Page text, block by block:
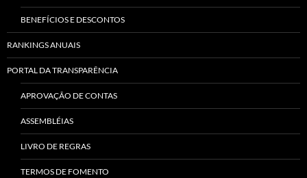
BENEFÍCIOS E DESCONTOS
RANKINGS ANUAIS
PORTAL DA TRANSPARÊNCIA
APROVAÇÃO DE CONTAS
ASSEMBLÉIAS
LIVRO DE REGRAS
TERMOS DE FOMENTO